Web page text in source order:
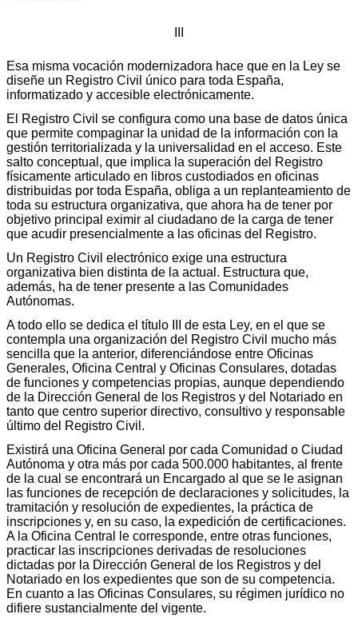
Esa misma vocación modernizadora hace que en la Ley se
diseñe un Registro Civil único para toda España,
informatizado y accesible electrónicamente.
El Registro Civil se configura como una base de datos única
que permite compaginar la unidad de la información con la
gestión territorializada y la universalidad en el acceso. Este
salto conceptual, que implica la superación del Registro
físicamente articulado en libros custodiados en oficinas
distribuidas por toda España, obliga a un replanteamiento de
toda su estructura organizativa, que ahora ha de tener por
objetivo principal eximir al ciudadano de la carga de tener
que acudir presencialmente a las oficinas del Registro.
Un Registro Civil electrónico exige una estructura
organizativa bien distinta de la actual. Estructura que,
además, ha de tener presente a las Comunidades
Autónomas.
A todo ello se dedica el título III de esta Ley, en el que se
contempla una organización del Registro Civil mucho más
sencilla que la anterior, diferenciándose entre Oficinas
Generales, Oficina Central y Oficinas Consulares, dotadas
de funciones y competencias propias, aunque dependiendo
de la Dirección General de los Registros y del Notariado en
tanto que centro superior directivo, consultivo y responsable
último del Registro Civil.
Existirá una Oficina General por cada Comunidad o Ciudad
Autónoma y otra más por cada 500.000 habitantes, al frente
de la cual se encontrará un Encargado al que se le asignan
las funciones de recepción de declaraciones y solicitudes, la
tramitación y resolución de expedientes, la práctica de
inscripciones y, en su caso, la expedición de certificaciones.
A la Oficina Central le corresponde, entre otras funciones,
practicar las inscripciones derivadas de resoluciones
dictadas por la Dirección General de los Registros y del
Notariado en los expedientes que son de su competencia.
En cuanto a las Oficinas Consulares, su régimen jurídico no
difiere sustancialmente del vigente.